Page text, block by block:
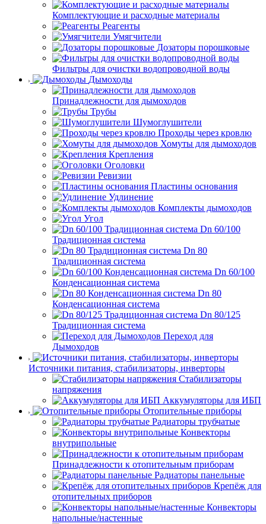
Комплектующие и расходные материалы
Реагенты
Умягчители
Дозаторы порошковые
Фильтры для очистки водопроводной воды
Дымоходы
Принадлежности для дымоходов
Трубы
Шумоглушители
Проходы через кровлю
Хомуты для дымоходов
Крепления
Оголовки
Ревизии
Пластины основания
Удлинение
Комплекты дымоходов
Угол
Dn 60/100
Традиционная система
Dn 80
Традиционная система
Dn 60/100
Конденсационная система
Dn 80
Конденсационная система
Dn 80/125
Традиционная система
Переход для
Дымоходов
Источники питания, стабилизаторы, инверторы
Стабилизаторы
напряжения
Аккумуляторы для ИБП
Отопительные приборы
Радиаторы трубчатые
Конвекторы
внутрипольные
Принадлежности к отопительным приборам
Радиаторы панельные
Крепёж для
отопительных приборов
Конвекторы
напольные/настенные